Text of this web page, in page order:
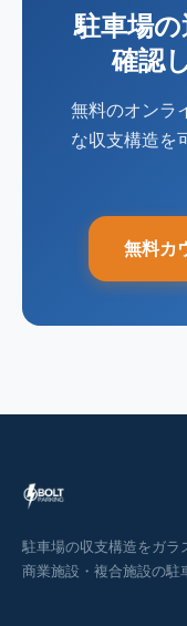
駐車場
確認
無料のオンラ
な収支構造を
無料カ
駐車場の収支構造をガラ
商業施設・複合施設の駐